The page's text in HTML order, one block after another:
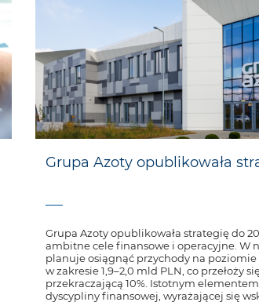
Grupa Azoty opublikowała
Grupa Azoty opublikowała strategię do
ambitne cele finansowe i operacyjne. W
planuje osiągnąć przychody na poziomie
w zakresie 1,9–2,0 mld PLN, co przełoży
przekraczającą 10%. Istotnym
dyscypliny finansowej, wyrażającej się